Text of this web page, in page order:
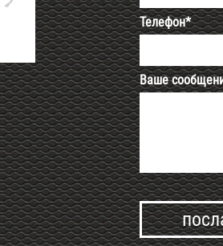
Телефон*
Ваше